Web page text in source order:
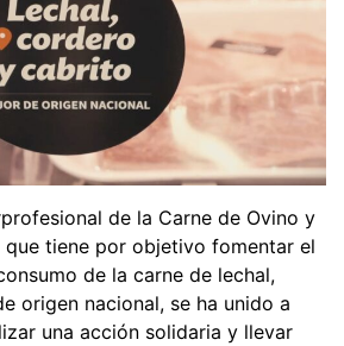
de la Carne de Ovino y
que tiene por objetivo fomentar el
de la carne de lechal,
origen nacional, se ha unido a
una acción solidaria y llevar